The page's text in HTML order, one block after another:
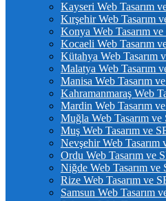
Kayseri Web Tasarım
Kırşehir Web Tasarım
Konya Web Tasarım ve
Kocaeli Web Tasarım
Kütahya Web Tasarım
Malatya Web Tasarım
Manisa Web Tasarım
Kahramanmaraş Web
Mardin Web Tasarım
Muğla Web Tasarım ve
Muş Web Tasarım ve
Nevşehir Web Tasarım
Ordu Web Tasarım ve
Niğde Web Tasarım ve
Rize Web Tasarım ve
Samsun Web Tasarım